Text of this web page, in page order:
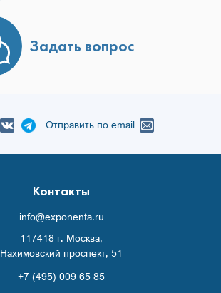
Задать вопрос
Отправить по email
Контакты
info@exponenta.ru
117418 г. Москва,
Нахимовский проспект, 51
+7 (495) 009 65 85